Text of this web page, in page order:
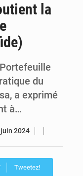
FIFA : sous pression, Gianni Infantino convoque une réunion de crise au Maroc après l’échec de son projet de réforme
la
du
a exprimé
à…
2024
Tweetez!